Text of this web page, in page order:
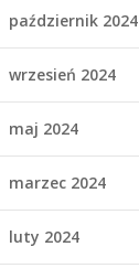
październik 2024
wrzesień 2024
maj 2024
marzec 2024
luty 2024